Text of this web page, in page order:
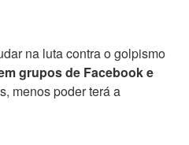
na luta contra o golpismo
grupos de Facebook e
menos poder terá a